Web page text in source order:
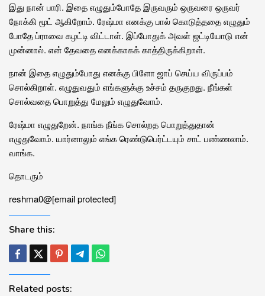
இது நான் பாரி. இதை எழுதும்போதே இருவரும் ஒருவரை ஒருவர்
நோக்கி மூட் ஆகிறோம். ரேஷ்மா எனக்கு பால் கொடுத்ததை எழுதும்
போதே ப்ராவை கழட்டி விட்டாள். இப்போதுக் அவள் ஜட்டியோடு என்
முன்னால். என் தேவதை எனக்காகக் காத்திருக்கிறாள்.
நான் இதை எழுதும்போது எனக்கு பிளோ ஜாப் செய்ய விருப்பம்
சொல்கிறாள். எழுதுவதும் எங்களுக்கு உச்சம் தருகுறது. நீங்கள்
சொல்வதை பொறுத்து மேலும் எழுதுவோம்.
ரேஷ்மா எழுதுறேன். நாங்க நீங்க சொல்றத பொறுத்துதான்
எழுதுவோம். யார்னாலும் எங்க ரெண்டுபெர்ட்டயும் சாட் பண்ணலாம்.
வாங்க.
தொடரும்
reshma0@[email protected]
Share this:
Related posts: